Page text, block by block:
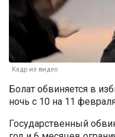
Кадр из видео
Болат обвиняется в
ночь с 10 на 11
Государственный